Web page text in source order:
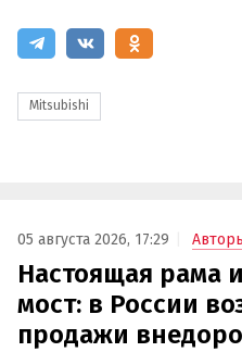
Mitsubishi
05 августа 2026, 17:29
Настоящая рама
мост: в России
продажи